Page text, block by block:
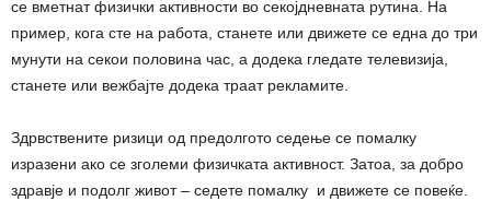
се вметнат физички активности во секојдневната рутина. На
пример, кога сте на работа, станете или движете се една до три
мунути на секои половина час, а додека гледате телевизија,
станете или вежбајте додека траат рекламите.
Здрвствените ризици од предолгото седење се помалку
изразени ако се зголеми физичката активност. Затоа, за добро
здравје и подолг живот – седете помалку и движете се повеќе.